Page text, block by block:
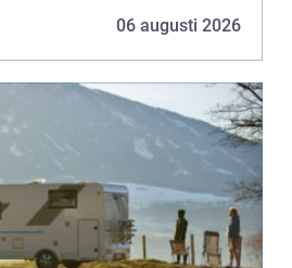
06 augusti 2026